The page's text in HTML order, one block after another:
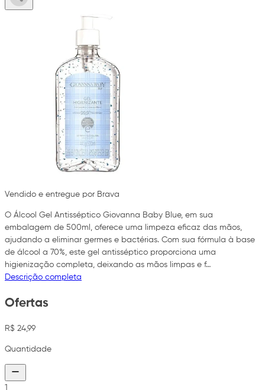
Vendido e entregue por Brava
O Álcool Gel Antisséptico Giovanna Baby Blue, em sua
embalagem de 500ml, oferece uma limpeza eficaz das mãos,
ajudando a eliminar germes e bactérias. Com sua fórmula à base
de álcool a 70%, este gel antisséptico proporciona uma
higienização completa, deixando as mãos limpas e f…
Descrição completa
Ofertas
R$ 24,99
Quantidade
1